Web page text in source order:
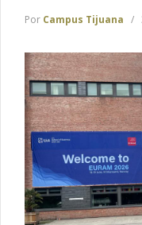
Por Campus Tijuana